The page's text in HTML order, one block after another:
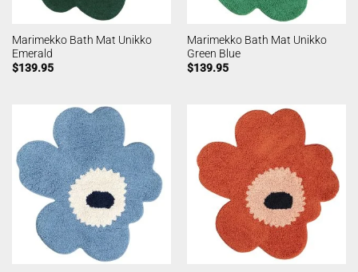
Marimekko Bath Mat Unikko
Emerald
$139.95
Marimekko Bath Mat Unikko
Green Blue
$139.95